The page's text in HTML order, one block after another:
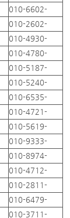
010-6602-
010-2602-
010-4930-
010-4780-
010-5187-
010-5240-
010-6535-
010-4721-
010-5619-
010-9333-
010-8974-
010-4712-
010-2811-
010-6479-
010-3711-